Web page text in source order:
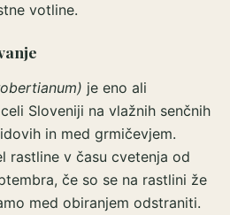
votline.
je eno ali
Sloveniji na vlažnih senčnih
in med grmičevjem.
rastline v času cvetenja od
če so se na rastlini že
med obiranjem odstraniti.